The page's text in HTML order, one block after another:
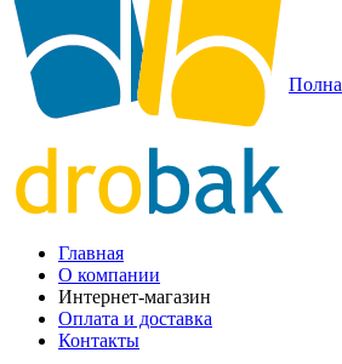
Главная
О компании
Интернет-магазин
Оплата и доставка
Контакты